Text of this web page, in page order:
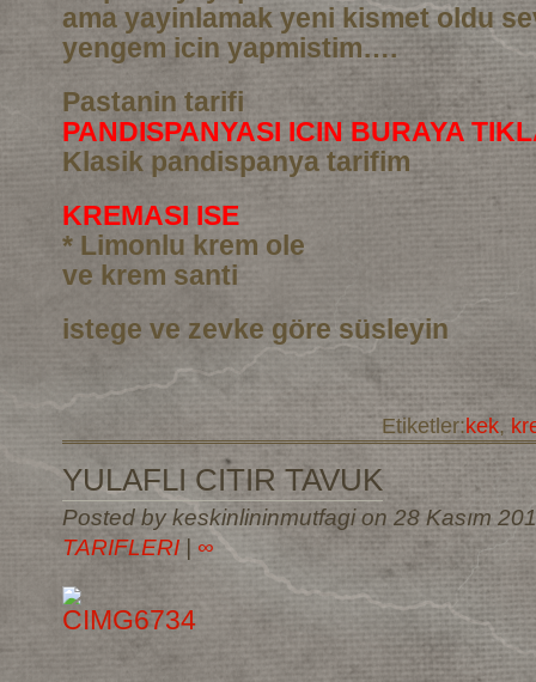
ama yayinlamak yeni kismet oldu
yengem icin yapmistim….
Pastanin tarifi
PANDISPANYASI ICIN BURAYA
Klasik pandispanya tarifim
KREMASI ISE
* Limonlu krem ole
ve krem santi
istege ve zevke göre süsleyin
Etiketler:kek,
YULAFLI CITIR TAVUK
Posted by keskinlininmutfagi on 28 Kasım
TARIFLERI
∞